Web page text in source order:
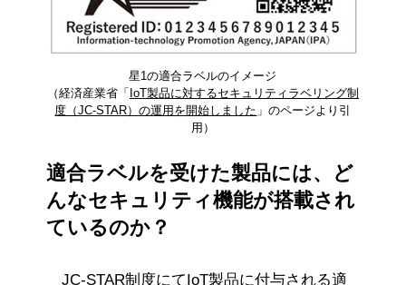
星1の適合ラベルのイメージ
（経済産業省「 IoT製品に対するセキュリティラベリング制
度（JC-STAR）の運用を開始しました 」のページより引
用）
適合ラベルを受けた製品には、ど
んなセキュリティ機能が搭載され
ているのか？
JC-STAR制度にてIoT製品に付与される適